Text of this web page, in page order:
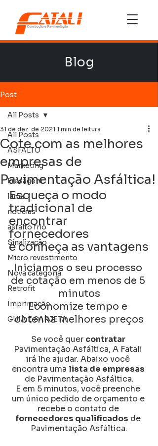
Blog
Post
All Posts
ASFALTO
Marketing
Fresagem
lama
noticias
asfalto frio
Sinalização
Micro revestimento
Nova categoria
Retrofit
Imprimação
GUIA E SARJETA
All Posts
Cote com as melhores
empresas de
Pavimentação Asfáltica!
31 de dez. de 2021 1 min de leitura
Esqueça o modo
tradicional de
encontrar
fornecedores
e conheça as vantagens
Iniciamos o seu processo
de cotação em menos de 5
minutos
Economize tempo e
obtenha melhores preços
Se você quer contratar
Pavimentação Asfáltica, A Fatali
irá lhe ajudar. Abaixo você
encontra uma lista de empresas
de Pavimentação Asfáltica.
E em 5 minutos, você preenche
um único pedido de orçamento e
recebe o contato de
fornecedores qualificados de
Pavimentação Asfáltica.